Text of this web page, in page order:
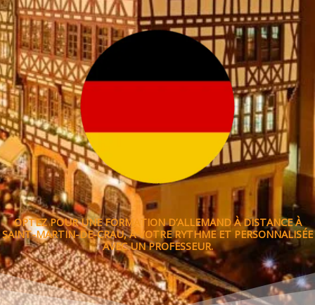
OPTEZ POUR UNE FORMATION D’ALLEMAND À DISTANCE À
SAINT-MARTIN-DE-CRAU, À VOTRE RYTHME ET PERSONNALISÉE
AVEC UN PROFESSEUR.